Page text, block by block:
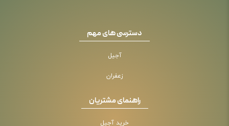
دسترسی های مهم
آجیل
زعفران
راهنمای مشتریان
خرید آجیل